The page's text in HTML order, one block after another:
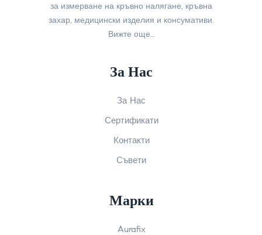
за измерване на кръвно налягане, кръвна
захар, медицински изделия и консумативи.
Вижте още…
За Нас
За Нас
Сертификати
Контакти
Съвети
Марки
Aurafix